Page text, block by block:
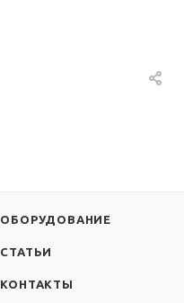
ОБОРУДОВАНИЕ
СТАТЬИ
КОНТАКТЫ